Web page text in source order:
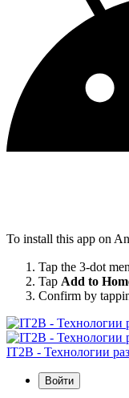
To install this app on
Tap the 3-dot
Tap Add to
Confirm by
IT2B - Технологии
Войти